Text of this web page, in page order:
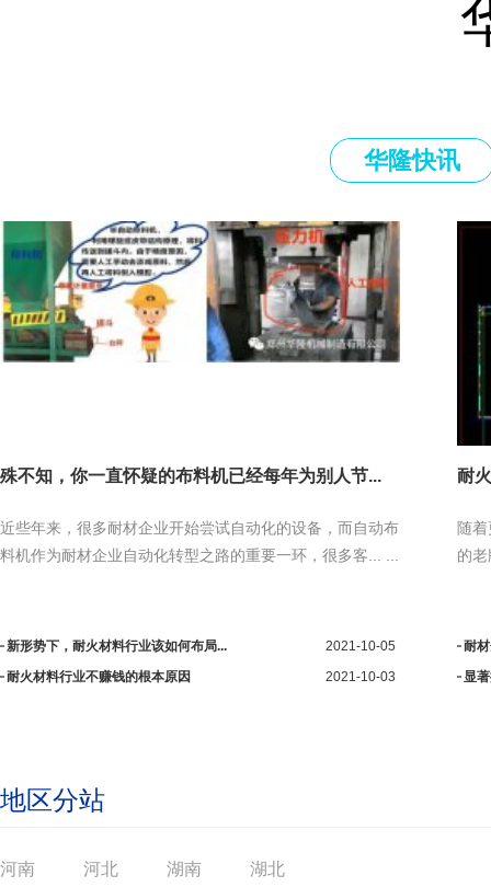
华隆快讯
殊不知，你一直怀疑的布料机已经每年为别人节...
近些年来，很多耐材企业开始尝试自动化的设备，而自动布
料机作为耐材企业自动化转型之路的重要一环，很多客... ...
耐
随
的
耐材企业快速发展的新机遇，你能抓...
2021-09-26
显著提升耐材企业生产效率的方法有...
2021-09-26
耐
一
地区分站
河南 河北 湖南 湖北